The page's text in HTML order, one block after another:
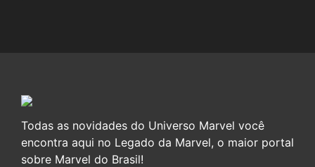
Todas as novidades do Universo Marvel você
encontra aqui no Legado da Marvel, o maior portal
sobre Marvel do Brasil!